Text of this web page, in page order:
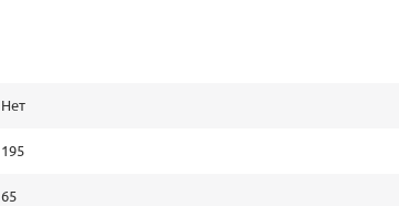
Нет
195
65